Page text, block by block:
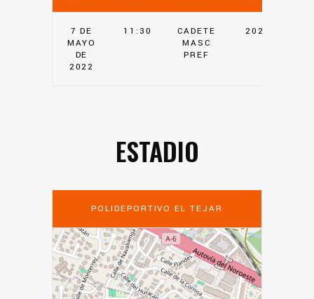
7 DE
MAYO
DE
2022
11:30
CADETE
MASC
PREF
2021-2022
ESTADIO
POLIDEPORTIVO EL TEJAR